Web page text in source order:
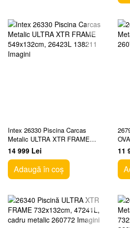
Intex 26330 Piscina Carcas
Metalic ULTRA XTR FRAME
549x132cm, 26423L
14 999 Lei
Adaugă în coș
11